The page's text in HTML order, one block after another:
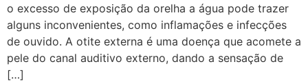
o excesso de exposição da orelha a água pode trazer
alguns inconvenientes, como inflamações e infecções
de ouvido. A otite externa é uma doença que acomete a
pele do canal auditivo externo, dando a sensação de
[…]